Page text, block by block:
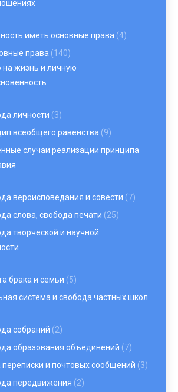
иметь основные права (4)
права (140)
на жизнь и личную
личности (3)
всеобщего равенства (9)
случаи реализации принципа
вероисповедания и совести (7)
слова, свобода печати (25)
творческой и научной
брака и семьи (5)
система и свобода частных школ
собраний (2)
образования объединений (7)
переписки и почтовых сообщений (3)
передвижения (2)